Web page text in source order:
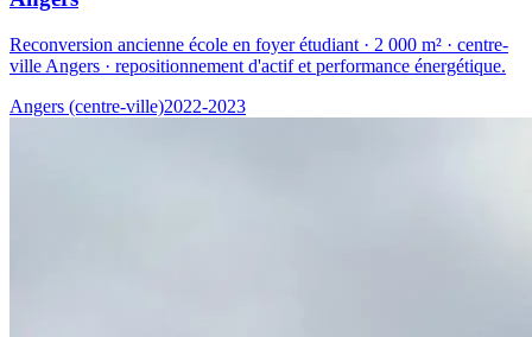
Reconversion ancienne école en foyer étudiant · 2 000 m² · centre-
ville Angers · repositionnement d'actif et performance énergétique.
Angers (centre-ville)2022-2023